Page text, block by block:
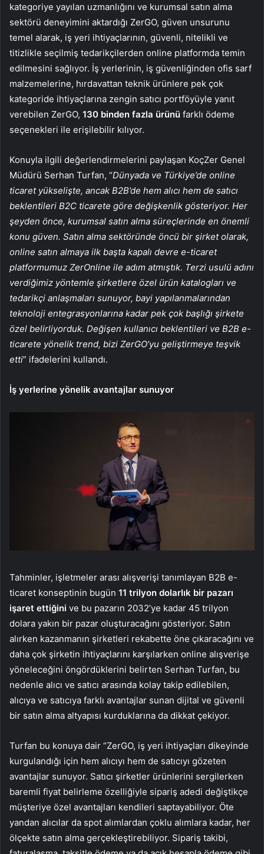
kategoriye yayılan uzmanlığını ve kurumsal satın alma
sektörü deneyimini aktardığı ZerGO, güven unsurunu
temel alarak, iş yeri ihtiyaçlarının, güvenli, nitelikli ve
titizlikle seçilmiş tedarikçilerden online platformda temin
edilmesini sağlıyor. İş yerlerinin, iş güvenliğinden ofis sarf
malzemelerine, hırdavattan teknik ürünlere pek çok
kategoride ihtiyaçlarına zengin satıcı portföyüyle yanıt
verebilen ZerGO, 130 binden fazla ürünü farklı ödeme
seçenekleri ile erişilebilir kılıyor.
Konuyla ilgili değerlendirmelerini paylaşan KoçZer Genel
Müdürü Serhan Turfan, “Dünyada ve Türkiye’de online
ticaret yükselişte, ancak B2B’de hem alıcı hem de satıcı
beklentileri B2C ticarete göre değişkenlik gösteriyor. Her
şeyden önce, kurumsal satın alma süreçlerinde en önemli
konu güven. Satın alma sektöründe öncü bir şirket olarak,
online satın almaya ilk başta kapalı devre e-ticaret
platformumuz ZerOnline ile adım atmıştık. Terzi usulü adını
verdiğimiz yöntemle şirketlere özel ürün katalogları ve
tedarikçi anlaşmaları sunuyor, bayi yapılanmalarından
teknoloji entegrasyonlarına kadar pek çok başlığı şirkete
özel belirliyorduk. Değişen kullanıcı beklentileri ve B2B e-
ticarete yönelik trend, bizi ZerGO’yu geliştirmeye teşvik
etti” ifadelerini kullandı.
İş yerlerine yönelik avantajlar sunuyor
Tahminler, işletmeler arası alışverişi tanımlayan B2B e-
ticaret konseptinin bugün 11 trilyon dolarlık bir pazarı
işaret ettiğini ve bu pazarın 2032’ye kadar 45 trilyon
dolara yakın bir pazar oluşturacağını gösteriyor. Satın
alırken kazanmanın şirketleri rekabette öne çıkaracağını ve
daha çok şirketin ihtiyaçlarını karşılarken online alışverişe
yöneleceğini öngördüklerini belirten Serhan Turfan, bu
nedenle alıcı ve satıcı arasında kolay takip edilebilen,
alıcıya ve satıcıya farklı avantajlar sunan dijital ve güvenli
bir satın alma altyapısı kurduklarına da dikkat çekiyor.
Turfan bu konuya dair “ZerGO, iş yeri ihtiyaçları dikeyinde
kurgulandığı için hem alıcıyı hem de satıcıyı gözeten
avantajlar sunuyor. Satıcı şirketler ürünlerini sergilerken
baremli fiyat belirleme özelliğiyle sipariş adedi değiştikçe
müşteriye özel avantajları kendileri saptayabiliyor. Öte
yandan alıcılar da spot alımlardan çoklu alımlara kadar, her
ölçekte satın alma gerçekleştirebiliyor. Sipariş takibi,